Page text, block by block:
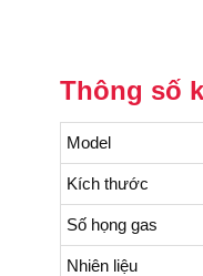
Thông số
Model
Kích thước
Số họng gas
Nhiên liệu